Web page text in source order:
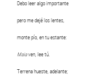
Debo leer algo importante
pero me dejé los lentes,
monte pío, en tu estante:
Maiaven, lee tú.
Terrena hueste, adelante;